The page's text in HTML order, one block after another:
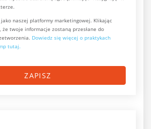
naszej platformy marketingowej. Klikając
że twoje informacje zostaną przesłane do
Dowiedz się więcej o praktykach
tutaj.
ZAPISZ